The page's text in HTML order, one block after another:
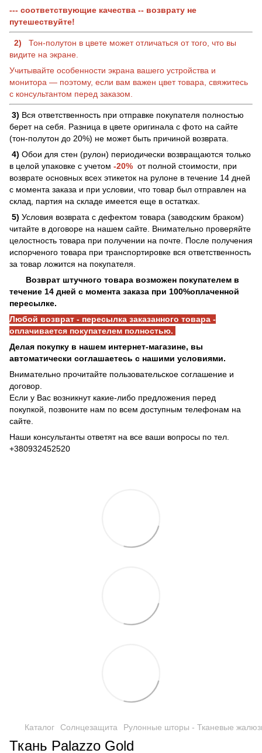
--- соответствующие качества -- возврату не
путешествуйте!
2)
Тон-полутон в цвете может отличаться от того, что вы
видите на экране.
Учитывайте особенности экрана вашего устройства и
монитора — поэтому, если вам важен цвет товара, свяжитесь
с консультантом перед заказом.
3) Вся ответственность при отправке покупателя полностью
берет на себя. Разница в цвете оригинала с фото на сайте
(тон-полутон до 20%) не может быть причиной возврата.
4) Обои для стен (рулон) периодически возвращаются только
в целой упаковке с учетом -20% от полной стоимости, при
возврате основных всех этикеток на рулоне в течение 14 дней
с момента заказа и при условии, что товар был отправлен на
склад, партия на складе имеется еще в остатках.
5) Условия возврата с дефектом товара (заводским браком)
читайте в договоре на нашем сайте. Внимательно проверяйте
целостность товара при получении на почте. После получения
испорченого товара при транспортировке вся ответственность
за товар ложится на покупателя.
Возврат штучного товара возможен покупателем в
течение 14 дней с момента заказа при 100%оплаченной
пересылке.
Любой возврат - пересылка заказанного товара -
оплачивается покупателем полностью.
Делая покупку в нашем интернет-магазине, вы
автоматически соглашаетесь с нашими условиями.
Внимательно прочитайте пользовательское соглашение и
договор.
Если у Вас возникнут какие-либо предложения перед
покупкой, позвоните нам по всем доступным телефонам на
сайте.
Наши консультанты ответят на все ваши вопросы по тел.
+380932452520
Каталог Солнцезащита Рулонные шторы - Тканевые
Ткань Palazzo Gold